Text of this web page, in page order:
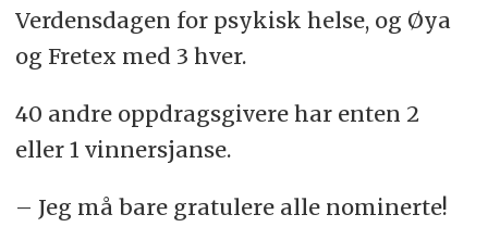
Verdensdagen for psykisk helse, og Øya
og Fretex med 3 hver.
40 andre oppdragsgivere har enten 2
eller 1 vinnersjanse.
– Jeg må bare gratulere alle nominerte!